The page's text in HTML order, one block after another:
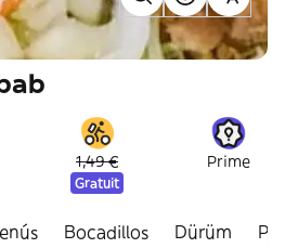
1,49 €
Gratuit
Prime
Bocadillos Dürüm